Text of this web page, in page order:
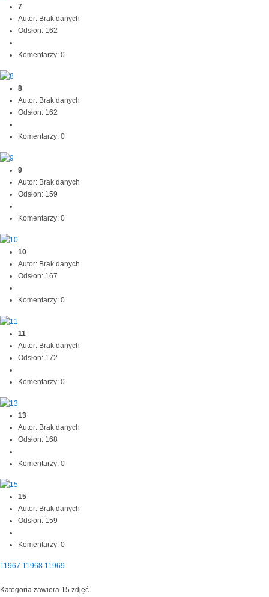
7
Autor: Brak danych
Odsłon: 162
Komentarzy: 0
8
Autor: Brak danych
Odsłon: 162
Komentarzy: 0
9
Autor: Brak danych
Odsłon: 159
Komentarzy: 0
10
Autor: Brak danych
Odsłon: 167
Komentarzy: 0
11
Autor: Brak danych
Odsłon: 172
Komentarzy: 0
13
Autor: Brak danych
Odsłon: 168
Komentarzy: 0
15
Autor: Brak danych
Odsłon: 159
Komentarzy: 0
11967 11968 11969
Kategoria zawiera 15 zdjęć